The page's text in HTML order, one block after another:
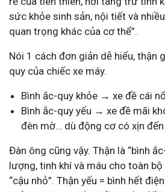
sức khỏe sinh sản, nội tiết và
quan trọng khác của cơ thể”.
Nói 1 cách đơn giản dễ hiểu, thận
quy của chiếc xe máy.
Bình ắc-quy khỏe → xe đề cái
Bình ắc-quy yếu → xe đề mãi
đèn mờ… dù động cơ có xịn đến
Đàn ông cũng vậy. Thận là “bình
lượng, tinh khí và máu cho toàn
“cậu nhỏ”. Thận yếu = bình hết